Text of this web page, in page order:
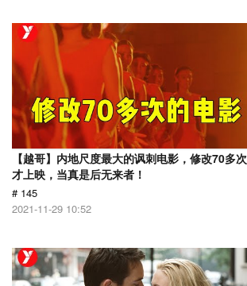
【越哥】内地尺度最大的讽刺电影，修改70多次
才上映，当真是后无来者！
# 145
2021-11-29 10:52